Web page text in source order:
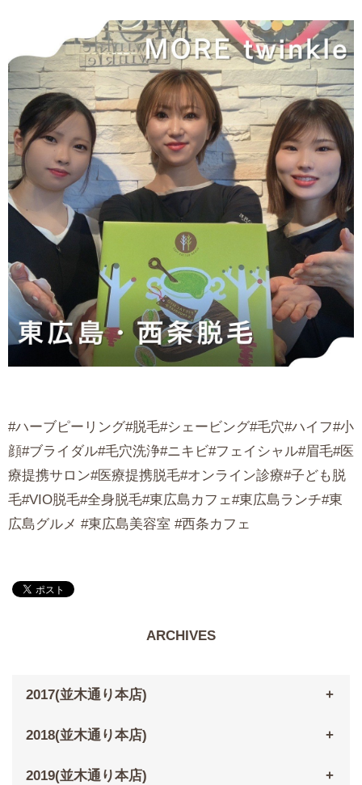
#ハーブピーリング#脱毛#シェービング#毛穴#ハイフ#小
顔#ブライダル#毛穴洗浄#ニキビ#フェイシャル#眉毛#医
療提携サロン#医療提携脱毛#オンライン診療#子ども脱
毛#VIO脱毛#全身脱毛#東広島カフェ#東広島ランチ#東
広島グルメ #東広島美容室 #西条カフェ
ARCHIVES
2017(並木通り本店)
2018(並木通り本店)
2019(並木通り本店)